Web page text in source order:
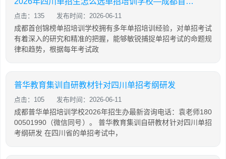
点击：135 发布时间：2026-06-11
成都首创锦榜单招培训学校拥有多年单招培训经验，对单招考试
有着深入的研究和精准的把握，能够敏锐捕捉单招考试的命题规
律和趋势，根据每年考试政
普华教育集训自研教材针对四川单招考纲研发
点击：105 发布时间：2026-06-11
成都普华单招培训学校2026年招生办最新咨询电话：袁老师180
00501990（微信同号）。 普华教育集训自研教材针对四川单招
考纲研发 在四川省的单招考试中，